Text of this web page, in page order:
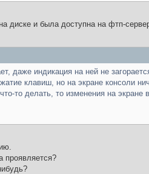
диске и была доступна на фтп-
даже индикация на ней не
клавиш, но на экране консоли
то делать, то изменения на
проявляется?